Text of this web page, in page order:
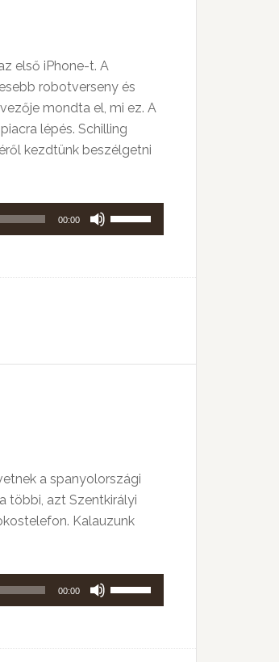
első iPhone-t. A
robotverseny és
mondta el, mi ez. A
lépés. Schilling
kezdtünk beszélgetni
00:00
hangerő
illetőleg
a spanyolországi
többi, azt Szentkirályi
Kalauzunk
00:00
hangerő
illetőleg